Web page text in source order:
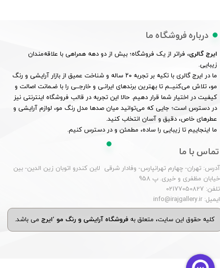
درباره فروشگاه ما
ایرج گالری، فراتر از یک فروشگاه؛ بیش از دو دهه همراهی با علاقه‌مندان
زیبایی.
ما در ایرج گالری با تکیه بر تجربه ۲۰ ساله و شناخت عمیق از بازار آرایشی و رنگ
مو، تلاش می‌کنیــم تا بهترین برندهای ایرانـی و خارجــی را با ضـمانت اصالت و
کیفیت در اختیار شما قرار دهیم. حالا این تجربه در قالب فروشگاه اینترنتی نیز
در دسترس است؛ جایی که می‌توانید میان صدها مدل رنگ مو، لوازم آرایشی و
عطرهای خاص، دقیق و آسان انتخاب کنید.
ما اینجاییم تا زیبایی را ساده، مطمئن و در دسترس کنیم.
تماس با ما
آدرس: تهران- چهارم تهرانپارس- وفادار شرقی لاین کندرو اتوبان زین الدین- بین
خیابان مظفری و خیری. پ 958
تلفن: 02177050827
ایمیل: info@irajgallery.ir
کلیه حقوق این سایت، متعلق به فروشگاه آرایشی و رنگ مو 'ایرجمی باشد.